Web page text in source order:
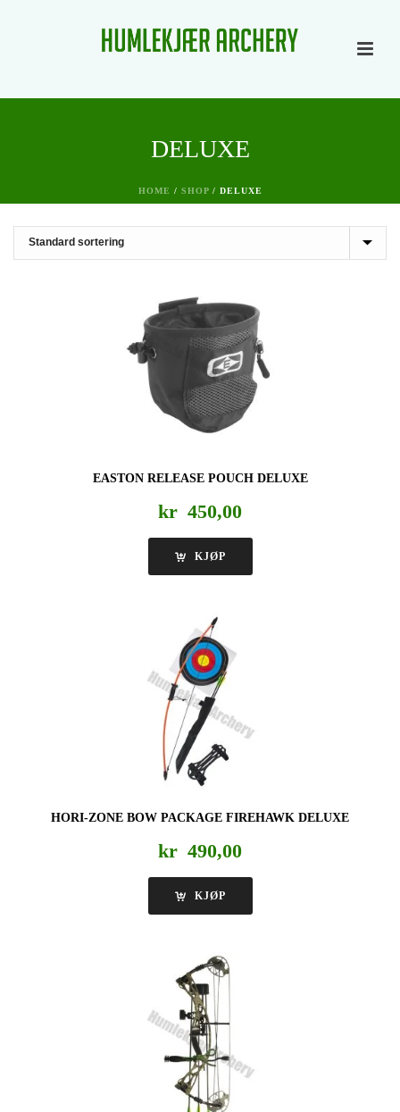
DELUXE
HOME / SHOP/ DELUXE
EASTON RELEASE POUCH DELUXE
kr 450,00
KJØP
HORI-ZONE BOW PACKAGE FIREHAWK DELUXE
kr 490,00
KJØP